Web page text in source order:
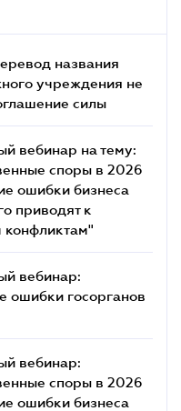
названия
учреждения не
силы
вебинар на тему:
споры в 2026
ошибки бизнеса
приводят к
конфликтам"
вебинар:
ошибки госорганов
вебинар:
споры в 2026
ошибки бизнеса